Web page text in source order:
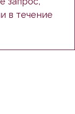
в течение